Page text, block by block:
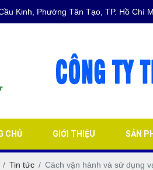
Kinh, Phường Tân Tạo, TP. Hồ Chí
CHỦ GIỚI THIỆU SẢN
Tin tức Cách vận hành và sử dụng